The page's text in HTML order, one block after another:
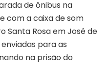
de ônibus na
com a caixa de som
Santa Rosa em José de
para as
na prisão do